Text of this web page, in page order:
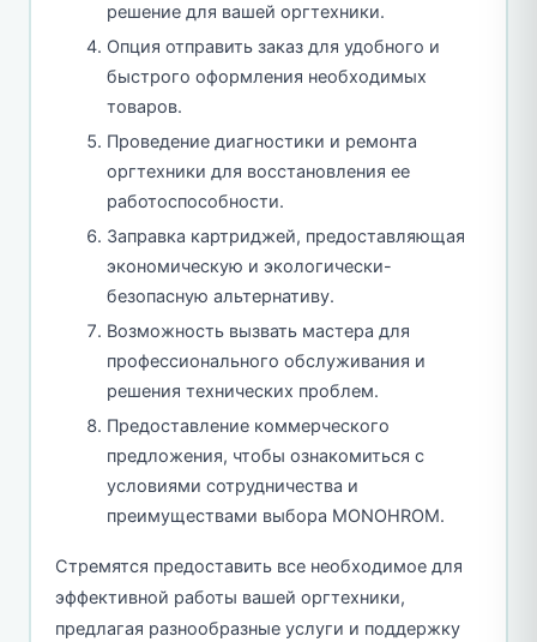
решение для вашей оргтехники.
Опция отправить заказ для удобного и
быстрого оформления необходимых
товаров.
Проведение диагностики и ремонта
оргтехники для восстановления ее
работоспособности.
Заправка картриджей, предоставляющая
экономическую и экологически-
безопасную альтернативу.
Возможность вызвать мастера для
профессионального обслуживания и
решения технических проблем.
Предоставление коммерческого
предложения, чтобы ознакомиться с
условиями сотрудничества и
преимуществами выбора MONOHROM.
Стремятся предоставить все необходимое для
эффективной работы вашей оргтехники,
предлагая разнообразные услуги и поддержку